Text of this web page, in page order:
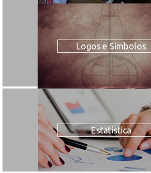
Logos e Símbolos
Estatística